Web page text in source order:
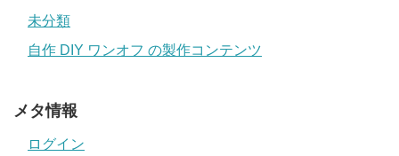
未分類
自作 DIY ワンオフ の製作コンテンツ
メタ情報
ログイン